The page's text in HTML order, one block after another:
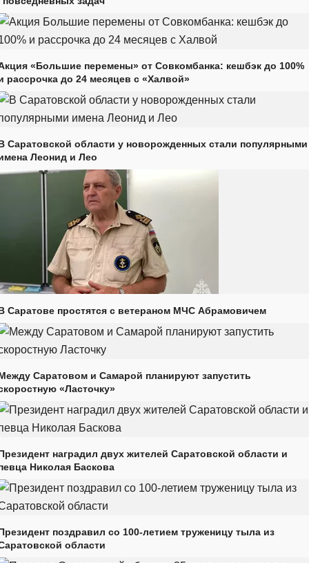
«Большие перемены» от Совкомбанка: кешбэк до 100%
рассрочка до 24 месяцев с «Халвой»
Саратовской области у новорожденных стали популярными
Леонид и Лео
Саратове простятся с ветераном МЧС Абрамовичем
Саратовом и Самарой планируют запустить
«Ласточку»
наградил двух жителей Саратовской области и
Николая Баскова
поздравил со 100-летием труженицу тыла из
области